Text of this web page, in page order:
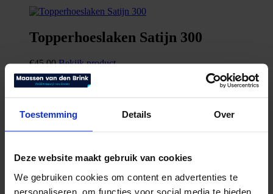
Toestemming Details Over
Deze website maakt gebruik van cookies
We gebruiken cookies om content en advertenties te
personaliseren, om functies voor social media te bieden
Topperhoeslaken Satijn 300
€45,00 Bekijk product